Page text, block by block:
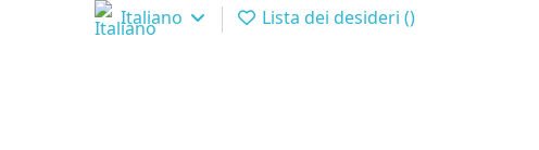
Italiano Lista dei desideri ()